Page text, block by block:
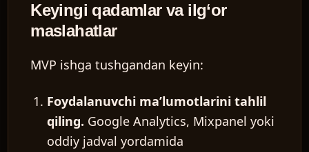
Keyingi qadamlar va ilg‘or
maslahatlar
MVP ishga tushgandan keyin:
Foydalanuvchi ma’lumotlarini tahlil
qiling. Google Analytics, Mixpanel yoki
oddiy jadval yordamida